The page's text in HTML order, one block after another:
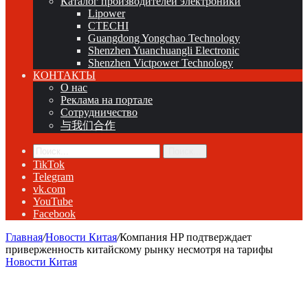
Lipower
CTECHI
Guangdong Yongchao Technology
Shenzhen Yuanchuangli Electronic
Shenzhen Victpower Technology
КОНТАКТЫ
О нас
Реклама на портале
Сотрудничество
与我们合作
TikTok
Telegram
vk.com
YouTube
Facebook
Главная/Новости Китая/Компания HP подтверждает
приверженность китайскому рынку несмотря на тарифы
Новости Китая